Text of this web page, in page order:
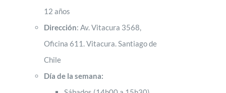
12 años
Dirección: Av. Vitacura 3568,
Oficina 611. Vitacura. Santiago de
Chile
Día de la semana: